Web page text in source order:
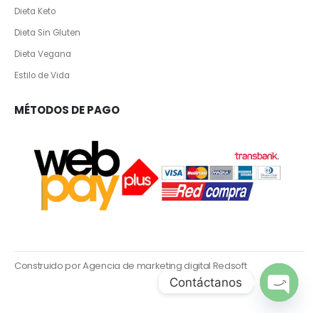
Dieta Keto
Dieta Sin Gluten
Dieta Vegana
Estilo de Vida
MÉTODOS DE PAGO
Construido por Agencia de marketing digital Redsoft
Contáctanos